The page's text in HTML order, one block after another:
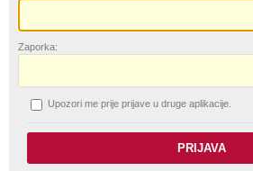
Zaporka:
Upozori me prije prijave u druge aplikacije.